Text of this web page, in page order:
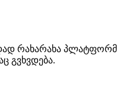
პლატფორმა,
გვხვდება.